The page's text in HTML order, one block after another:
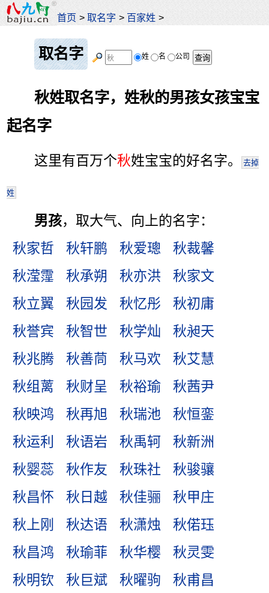
首页 >取名字 > 百家姓 >
取名字 姓 名 公司
秋姓取名字，姓秋的男孩女孩宝宝
起名字
这里有百万个秋姓宝宝的好名字。 去掉
姓
男孩，取大气、向上的名字：
秋家哲
秋轩鹏 秋爱璁
秋裁馨
秋滢霪
秋承朔 秋亦洪
秋家文
秋立翼
秋园发 秋忆彤
秋初庸
秋誉宾
秋智世 秋学灿
秋昶天
秋兆腾
秋善茼 秋马欢
秋艾慧
秋组蓠
秋财呈 秋裕瑜
秋茜尹
秋映鸿
秋再旭 秋瑞池
秋恒銮
秋运利
秋语岩 秋禹轲
秋新洲
秋婴蕊
秋作友 秋珠社
秋骏骧
秋昌怀
秋日越 秋佳骊
秋甲庄
秋上刚
秋达语 秋潇烛
秋偌珏
秋昌鸿
秋瑜菲 秋华樱
秋灵雯
秋明钦
秋巨斌 秋曜驹
秋甫昌